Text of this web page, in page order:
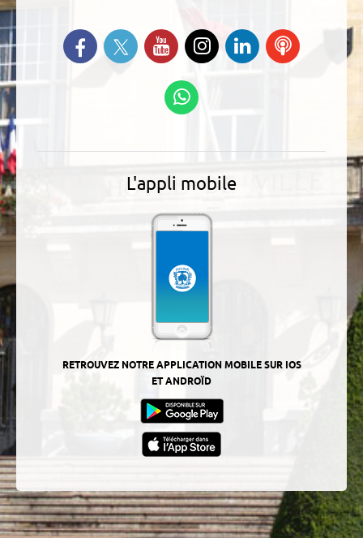
Retrouvez-nous sur Facebook
Suivez-nous sur Twitter
Suivez-nous sur YouTube
Suivez-nous sur
Instagram
Retrouvez-
nous sur
Ecoutez
L'appli mobile
RETROUVEZ NOTRE APPLICATION MOBILE SUR IOS
ET ANDROÏD